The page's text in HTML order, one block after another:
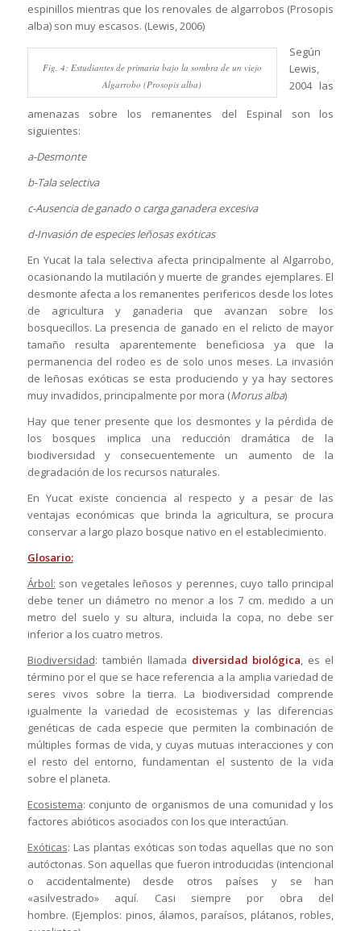
espinillos mientras que los renovales de algarrobos (Prosopis
alba) son muy escasos. (Lewis, 2006)
Fig. 4: Estudiantes de primaria bajo la sombra de un viejo
Algarrobo (Prosopis alba)
Según
Lewis,
2004 las
amenazas sobre los remanentes del Espinal son los
siguientes:
a-Desmonte
b-Tala selectiva
c-Ausencia de ganado o carga ganadera excesiva
d-Invasión de especies leñosas exóticas
En Yucat la tala selectiva afecta principalmente al Algarrobo,
ocasionando la mutilación y muerte de grandes ejemplares. El
desmonte afecta a los remanentes perifericos desde los lotes
de agricultura y ganaderia que avanzan sobre los
bosquecillos. La presencia de ganado en el relicto de mayor
tamaño resulta aparentemente beneficiosa ya que la
permanencia del rodeo es de solo unos meses. La invasión
de leñosas exóticas se esta produciendo y ya hay sectores
muy invadidos, principalmente por mora (Morus alba)
Hay que tener presente que los desmontes y la pérdida de
los bosques implica una reducción dramática de la
biodiversidad y consecuentemente un aumento de la
degradación de los recursos naturales.
En Yucat existe conciencia al respecto y a pesar de las
ventajas económicas que brinda la agricultura, se procura
conservar a largo plazo bosque nativo en el establecimiento.
Glosario:
Árbol: son vegetales leñosos y perennes, cuyo tallo principal
debe tener un diámetro no menor a los 7 cm. medido a un
metro del suelo y su altura, incluida la copa, no debe ser
inferior a los cuatro metros.
Biodiversidad: también llamada diversidad biológica, es el
término por el que se hace referencia a la amplia variedad de
seres vivos sobre la tierra. La biodiversidad comprende
igualmente la variedad de ecosistemas y las diferencias
genéticas de cada especie que permiten la combinación de
múltiples formas de vida, y cuyas mutuas interacciones y con
el resto del entorno, fundamentan el sustento de la vida
sobre el planeta.
Ecosistema: conjunto de organismos de una comunidad y los
factores abióticos asociados con los que interactúan.
Exóticas: Las plantas exóticas son todas aquellas que no son
autóctonas. Son aquellas que fueron introducidas (intencional
o accidentalmente) desde otros países y se han
«asilvestrado» aquí. Casi siempre por obra del
hombre. (Ejemplos: pinos, álamos, paraísos, plátanos, robles,